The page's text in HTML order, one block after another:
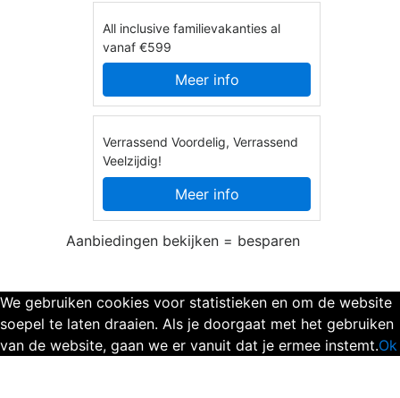
All inclusive familievakanties al
vanaf €599
Meer info
Verrassend Voordelig, Verrassend
Veelzijdig!
Meer info
Aanbiedingen bekijken = besparen
We gebruiken cookies voor statistieken en om de website
soepel te laten draaien. Als je doorgaat met het gebruiken
van de website, gaan we er vanuit dat je ermee instemt.Ok